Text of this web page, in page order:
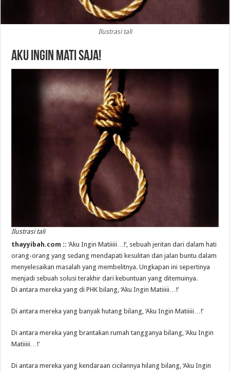
Ilustrasi tali
Aku Ingin Mati Saja!
Ilustrasi tali
thayyibah.com ::‘Aku Ingin Matiiiii…!’, sebuah jeritan dari dalam hati
orang-orang yang sedang mendapati kesulitan dan jalan buntu dalam
menyelesaikan masalah yang membelitnya. Ungkapan ini sepertinya
menjadi sebuah solusi terakhir dari kebuntuan yang ditemuinya.
Di antara mereka yang di PHK bilang, ‘Aku Ingin Matiiiii…!’
Di antara mereka yang banyak hutang bilang, ‘Aku Ingin Matiiiii…!’
Di antara mereka yang brantakan rumah tangganya bilang, ‘Aku Ingin
Matiiiii…!’
Di antara mereka yang kendaraan cicilannya hilang bilang, ‘Aku Ingin